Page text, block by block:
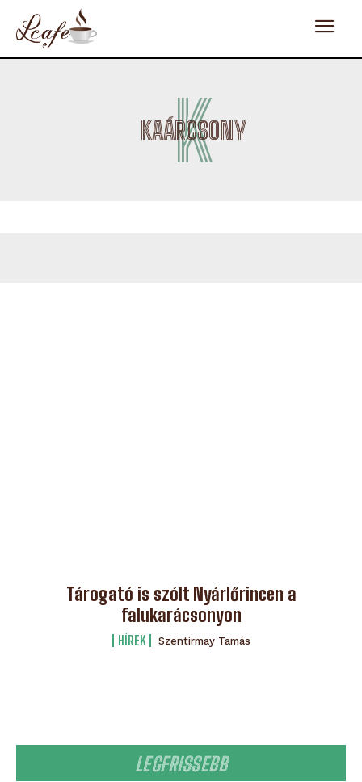
KAÁRCSONY
K
Tárogató is szólt Nyárlőrincen a
falukarácsonyon
HÍREK Szentirmay Tamás
LEGFRISSEBB